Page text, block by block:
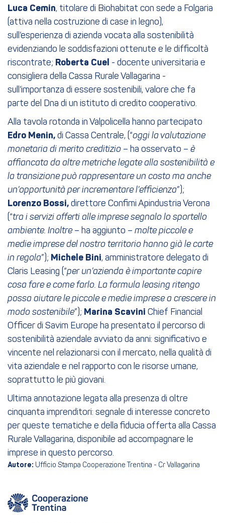
Luca Cemin, titolare di Biohabitat con sede a Folgaria
(attiva nella costruzione di case in legno),
sull’esperienza di azienda vocata alla sostenibilità
evidenziando le soddisfazioni ottenute e le difficoltà
riscontrate; Roberta Cuel - docente universitaria e
consigliera della Cassa Rurale Vallagarina -
sull’importanza di essere sostenibili, valore che fa
parte del Dna di un istituto di credito cooperativo.
Alla tavola rotonda in Valpolicella hanno partecipato
Edro Menin, di Cassa Centrale, (“oggi la valutazione
monetaria di merito creditizio – ha osservato – è
affiancata da altre metriche legate alla sostenibilità e
la transizione può rappresentare un costo ma anche
un’opportunità per incrementare l’efficienza”);
Lorenzo Bossi, direttore Confimi Apindustria Verona
(“tra i servizi offerti alle imprese segnalo lo sportello
ambiente. Inoltre– ha aggiunto – molte piccole e
medie imprese del nostro territorio hanno già le carte
in regola”); Michele Bini, amministratore delegato di
Claris Leasing (“per un’azienda è importante capire
cosa fare e come farlo. La formula leasing ritengo
possa aiutare le piccole e medie imprese a crescere in
modo sostenibile”); Marina Scavini Chief Financial
Officer di Savim Europe ha presentato il percorso di
sostenibilità aziendale avviato da anni: significativo e
vincente nel relazionarsi con il mercato, nella qualità di
vita aziendale e nel rapporto con le risorse umane,
soprattutto le più giovani.
Ultima annotazione legata alla presenza di oltre
cinquanta imprenditori: segnale di interesse concreto
per queste tematiche e della fiducia offerta alla Cassa
Rurale Vallagarina, disponibile ad accompagnare le
imprese in questo percorso.
Autore: Ufficio Stampa Cooperazione Trentina - Cr Vallagarina